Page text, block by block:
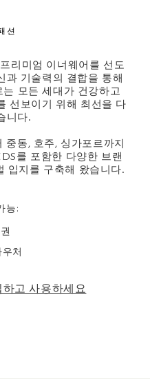
션
리미엄 이너웨어를 선도
과 기술력의 결합을 통해
모든 세대가 건강하고
선보이기 위해 최선을 다
니다.
동, 호주, 싱가포르까지
를 포함한 다양한 브랜
입지를 구축해 왔습니다.
능:
처
고 사용하세요